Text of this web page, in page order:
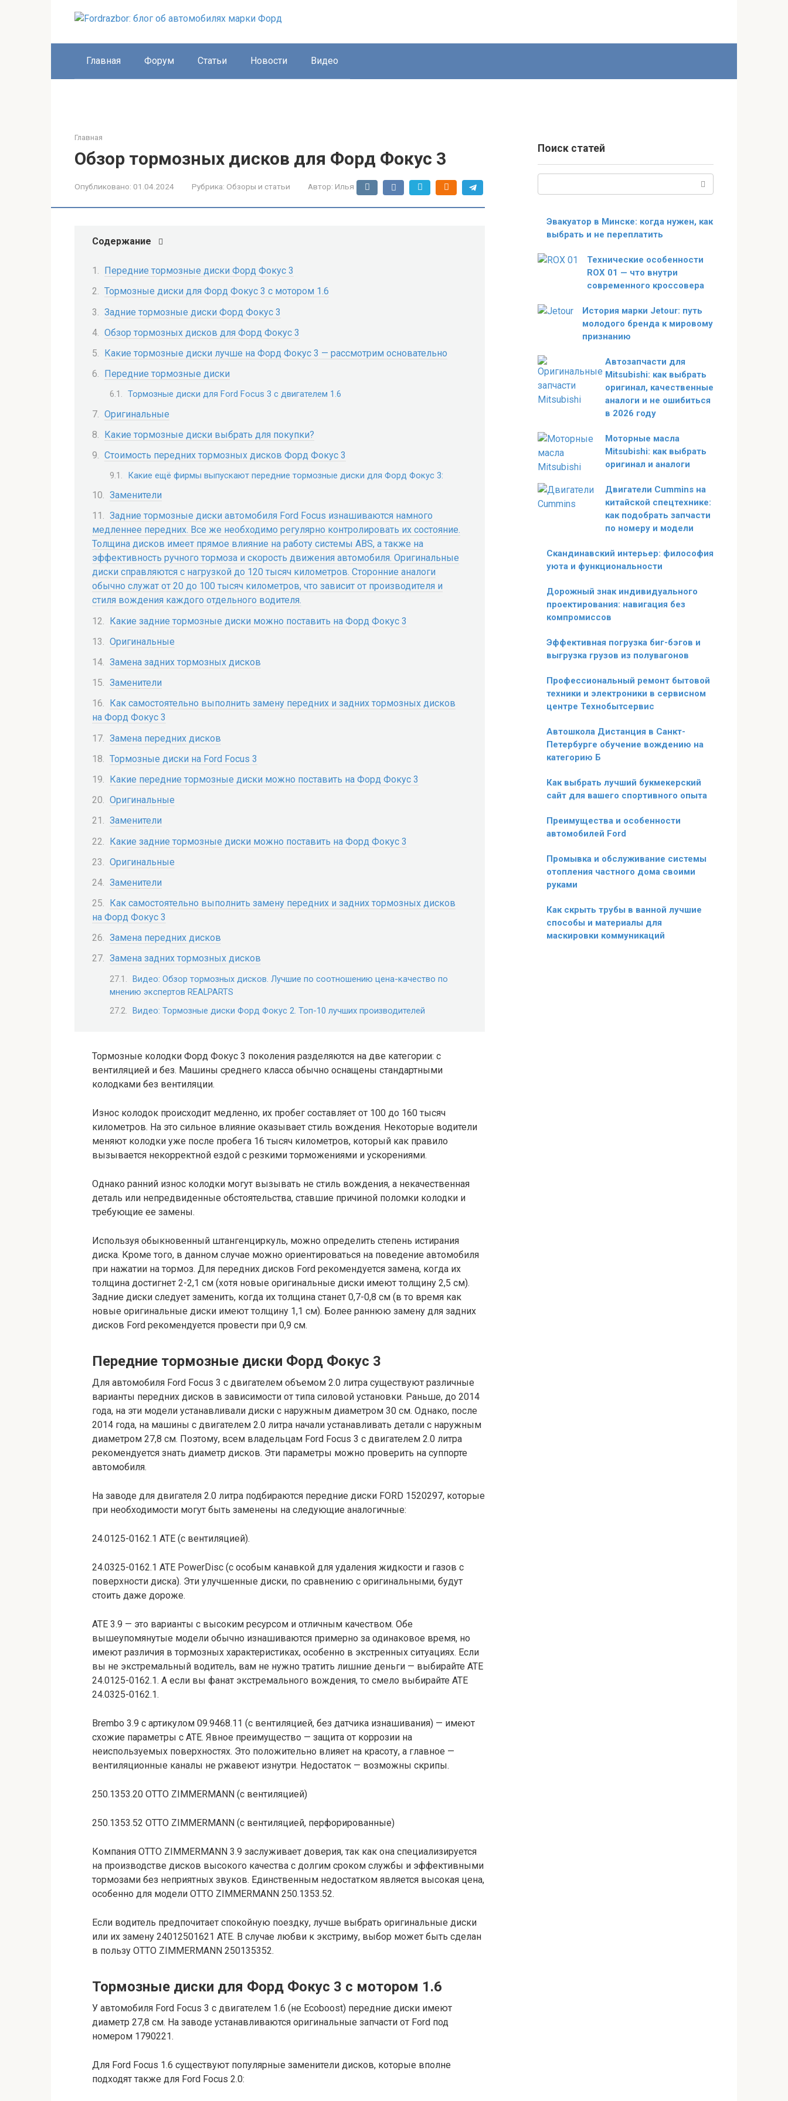
Главная Форум Статьи Новости Видео
Главная
Обзор тормозных дисков для Форд Фокус 3
Опубликовано: 01.04.2024 Рубрика: Обзоры и статьи Автор: Илья
Содержание
Передние тормозные диски Форд Фокус 3
Тормозные диски для Форд Фокус 3 с мотором 1.6
Задние тормозные диски Форд Фокус 3
Обзор тормозных дисков для Форд Фокус 3
Какие тормозные диски лучше на Форд Фокус 3 — рассмотрим основательно
Передние тормозные диски
Тормозные диски для Ford Focus 3 с двигателем 1.6
Оригинальные
Какие тормозные диски выбрать для покупки?
Стоимость передних тормозных дисков Форд Фокус 3
Какие ещё фирмы выпускают передние тормозные диски для Форд Фокус 3:
Заменители
Задние тормозные диски автомобиля Ford Focus изнашиваются намного
медленнее передних. Все же необходимо регулярно контролировать их состояние.
Толщина дисков имеет прямое влияние на работу системы ABS, а также на
эффективность ручного тормоза и скорость движения автомобиля. Оригинальные
диски справляются с нагрузкой до 120 тысяч километров. Сторонние аналоги
обычно служат от 20 до 100 тысяч километров, что зависит от производителя и
стиля вождения каждого отдельного водителя.
Какие задние тормозные диски можно поставить на Форд Фокус 3
Оригинальные
Замена задних тормозных дисков
Заменители
Как самостоятельно выполнить замену передних и задних тормозных дисков
на Форд Фокус 3
Замена передних дисков
Тормозные диски на Ford Focus 3
Какие передние тормозные диски можно поставить на Форд Фокус 3
Оригинальные
Заменители
Какие задние тормозные диски можно поставить на Форд Фокус 3
Оригинальные
Заменители
Как самостоятельно выполнить замену передних и задних тормозных дисков
на Форд Фокус 3
Замена передних дисков
Замена задних тормозных дисков
Видео: Обзор тормозных дисков. Лучшие по соотношению цена-качество по
мнению экспертов REALPARTS
Видео: Тормозные диски Форд Фокус 2. Топ-10 лучших производителей
Тормозные колодки Форд Фокус 3 поколения разделяются на две категории: с
вентиляцией и без. Машины среднего класса обычно оснащены стандартными
колодками без вентиляции.
Износ колодок происходит медленно, их пробег составляет от 100 до 160 тысяч
километров. На это сильное влияние оказывает стиль вождения. Некоторые водители
меняют колодки уже после пробега 16 тысяч километров, который как правило
вызывается некорректной ездой с резкими торможениями и ускорениями.
Однако ранний износ колодки могут вызывать не стиль вождения, а некачественная
деталь или непредвиденные обстоятельства, ставшие причиной поломки колодки и
требующие ее замены.
Используя обыкновенный штангенциркуль, можно определить степень истирания
диска. Кроме того, в данном случае можно ориентироваться на поведение автомобиля
при нажатии на тормоз. Для передних дисков Ford рекомендуется замена, когда их
толщина достигнет 2-2,1 см (хотя новые оригинальные диски имеют толщину 2,5 см).
Задние диски следует заменить, когда их толщина станет 0,7-0,8 см (в то время как
новые оригинальные диски имеют толщину 1,1 см). Более раннюю замену для задних
дисков Ford рекомендуется провести при 0,9 см.
Передние тормозные диски Форд Фокус 3
Для автомобиля Ford Focus 3 с двигателем объемом 2.0 литра существуют различные
варианты передних дисков в зависимости от типа силовой установки. Раньше, до 2014
года, на эти модели устанавливали диски с наружным диаметром 30 см. Однако, после
2014 года, на машины с двигателем 2.0 литра начали устанавливать детали с наружным
диаметром 27,8 см. Поэтому, всем владельцам Ford Focus 3 с двигателем 2.0 литра
рекомендуется знать диаметр дисков. Эти параметры можно проверить на суппорте
автомобиля.
На заводе для двигателя 2.0 литра подбираются передние диски FORD 1520297, которые
при необходимости могут быть заменены на следующие аналогичные:
24.0125-0162.1 ATE (с вентиляцией).
24.0325-0162.1 ATE PowerDisc (с особым канавкой для удаления жидкости и газов с
поверхности диска). Эти улучшенные диски, по сравнению с оригинальными, будут
стоить даже дороже.
ATE 3.9 — это варианты с высоким ресурсом и отличным качеством. Обе
вышеупомянутые модели обычно изнашиваются примерно за одинаковое время, но
имеют различия в тормозных характеристиках, особенно в экстренных ситуациях. Если
вы не экстремальный водитель, вам не нужно тратить лишние деньги — выбирайте ATE
24.0125-0162.1. А если вы фанат экстремального вождения, то смело выбирайте ATE
24.0325-0162.1.
Brembo 3.9 с артикулом 09.9468.11 (с вентиляцией, без датчика изнашивания) — имеют
схожие параметры с ATE. Явное преимущество — защита от коррозии на
неиспользуемых поверхностях. Это положительно влияет на красоту, а главное —
вентиляционные каналы не ржавеют изнутри. Недостаток — возможны скрипы.
250.1353.20 OTTO ZIMMERMANN (с вентиляцией)
250.1353.52 OTTO ZIMMERMANN (с вентиляцией, перфорированные)
Компания OTTO ZIMMERMANN 3.9 заслуживает доверия, так как она специализируется
на производстве дисков высокого качества с долгим сроком службы и эффективными
тормозами без неприятных звуков. Единственным недостатком является высокая цена,
особенно для модели OTTO ZIMMERMANN 250.1353.52.
Если водитель предпочитает спокойную поездку, лучше выбрать оригинальные диски
или их замену 24012501621 ATE. В случае любви к экстриму, выбор может быть сделан
в пользу OTTO ZIMMERMANN 250135352.
Тормозные диски для Форд Фокус 3 с мотором 1.6
У автомобиля Ford Focus 3 с двигателем 1.6 (не Ecoboost) передние диски имеют
диаметр 27,8 см. На заводе устанавливаются оригинальные запчасти от Ford под
номером 1790221.
Для Ford Focus 1.6 существуют популярные заменители дисков, которые вполне
подходят также для Ford Focus 2.0:
Поиск статей
Эвакуатор в Минске: когда нужен, как
выбрать и не переплатить
Технические особенности
ROX 01 — что внутри
современного кроссовера
История марки Jetour: путь
молодого бренда к мировому
признанию
Автозапчасти для
Mitsubishi: как выбрать
оригинал, качественные
аналоги и не ошибиться
в 2026 году
Моторные масла
Mitsubishi: как выбрать
оригинал и аналоги
Двигатели Cummins на
китайской спецтехнике:
как подобрать запчасти
по номеру и модели
Скандинавский интерьер: философия
уюта и функциональности
Дорожный знак индивидуального
проектирования: навигация без
компромиссов
Эффективная погрузка биг-бэгов и
выгрузка грузов из полувагонов
Профессиональный ремонт бытовой
техники и электроники в сервисном
центре Технобытсервис
Автошкола Дистанция в Санкт-
Петербурге обучение вождению на
категорию Б
Как выбрать лучший букмекерский
сайт для вашего спортивного опыта
Преимущества и особенности
автомобилей Ford
Промывка и обслуживание системы
отопления частного дома своими
руками
Как скрыть трубы в ванной лучшие
способы и материалы для
маскировки коммуникаций